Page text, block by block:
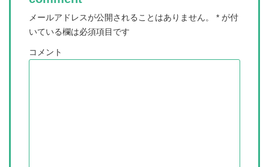
メールアドレスが公開されることはありません。 * が付
いている欄は必須項目です
コメント